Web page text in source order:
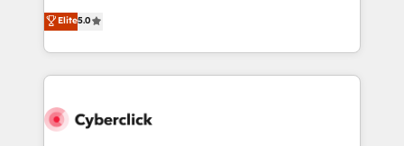
Partner and ISO 27001:2022 certified consultancy,
we blend strategy, creativity, and technology to help
implementations. With 12+ years of HubSpot
experience, we help you use the HubSpot platform
to its fullest capacity, improve your current HubSpot
website, or build your new one.
Elite5.0